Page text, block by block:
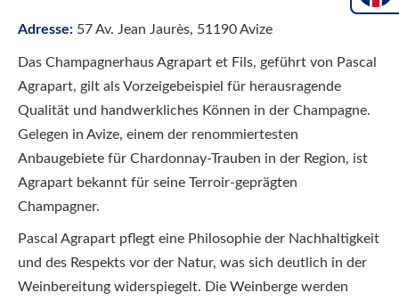
Adresse: 57 Av. Jean Jaurès, 51190 Avize
Das Champagnerhaus Agrapart et Fils, geführt von Pascal
Agrapart, gilt als Vorzeigebeispiel für herausragende
Qualität und handwerkliches Können in der Champagne.
Gelegen in Avize, einem der renommiertesten
Anbaugebiete für Chardonnay-Trauben in der Region, ist
Agrapart bekannt für seine Terroir-geprägten
Champagner.
Pascal Agrapart pflegt eine Philosophie der Nachhaltigkeit
und des Respekts vor der Natur, was sich deutlich in der
Weinbereitung widerspiegelt. Die Weinberge werden